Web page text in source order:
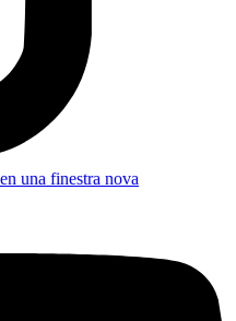
una finestra nova